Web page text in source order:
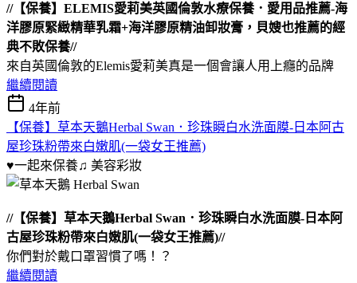
//【保養】ELEMIS愛莉美英國倫敦水療保養．愛用品推薦-海
洋膠原緊緻精華乳霜+海洋膠原精油卸妝膏，貝嫂也推薦的經
典不敗保養//
來自英國倫敦的Elemis愛莉美真是一個會讓人用上癮的品牌
繼續閱讀
4年前
【保養】草本天鵝Herbal Swan．珍珠瞬白水洗面膜-日本阿古
屋珍珠粉帶來白嫩肌(一袋女王推薦)
♥一起來保養♫ 美容彩妝
//【保養】草本天鵝Herbal Swan．珍珠瞬白水洗面膜-日本阿
古屋珍珠粉帶來白嫩肌(一袋女王推薦)//
你們對於戴口罩習慣了嗎！？
繼續閱讀